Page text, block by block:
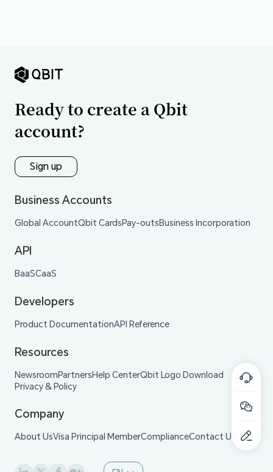
Ready to create a Qbit
account?
Sign up
Business Accounts
Global AccountQbit CardsPay-outsBusiness Incorporation
API
BaaSCaaS
Developers
Product DocumentationAPI Reference
Resources
NewsroomPartnersHelp CenterQbit Logo Download
Privacy & Policy
Company
About UsVisa Principal MemberComplianceContact Us